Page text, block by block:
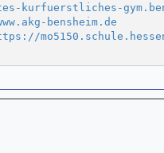
kurfuerstliches-
bensheim.de